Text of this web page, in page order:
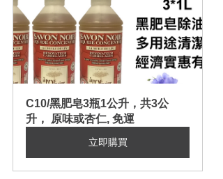
C10/黑肥皂3瓶1公升，共3公
升， 原味或杏仁, 免運
立即購買